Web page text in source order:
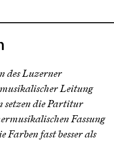
des Luzerner
Leitung
setzen die Partitur
Fassung
fast besser als